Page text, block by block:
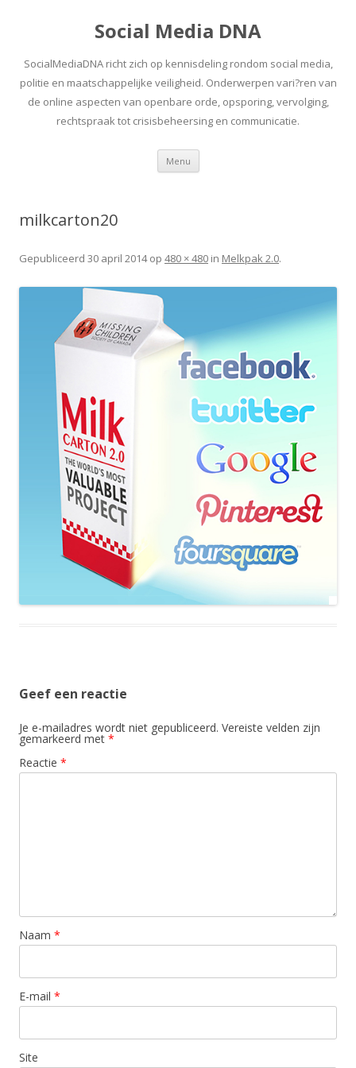
Social Media DNA
SocialMediaDNA richt zich op kennisdeling rondom social media,
politie en maatschappelijke veiligheid. Onderwerpen vari?ren van
de online aspecten van openbare orde, opsporing, vervolging,
rechtspraak tot crisisbeheersing en communicatie.
Menu Spring
inhoud
milkcarton20
Gepubliceerd 30 april 2014op 480 × 480 in Melkpak 2.0.
Geef een reactie
Je e-mailadres wordt niet gepubliceerd. Vereiste velden zijn
gemarkeerd met *
Reactie *
Naam *
E-mail *
Site